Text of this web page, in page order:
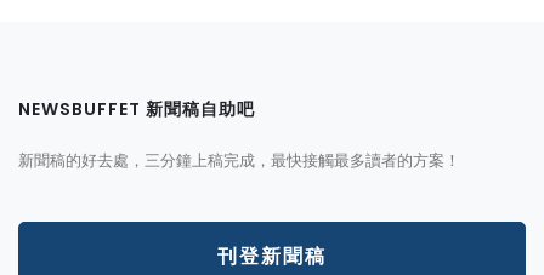
NEWSBUFFET 新聞稿自助吧
新聞稿的好去處，三分鐘上稿完成，最快接觸最多讀者的方案！
刊登新聞稿